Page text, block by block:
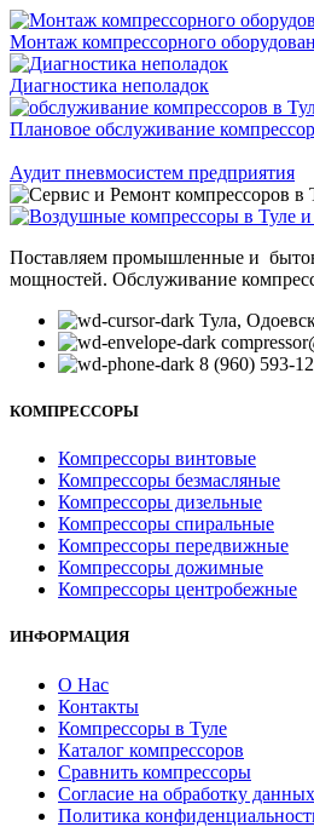
Монтаж компрессорного
Диагностика неполадок
Плановое обслуживание
Аудит пневмосистем предприятия
Поставляем промышленные и
мощностей. Обслуживание
Тула,
8 (960) 593-
КОМПРЕССОРЫ
Компрессоры винтовые
Компрессоры безмасляные
Компрессоры дизельные
Компрессоры спиральные
Компрессоры передвижные
Компрессоры дожимные
Компрессоры центробежные
ИНФОРМАЦИЯ
О Нас
Контакты
Компрессоры в Туле
Каталог компрессоров
Сравнить компрессоры
Согласие на обработку данных
Политика